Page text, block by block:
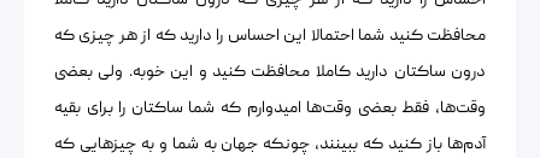
محافظت کنید شما احتمالا این احساس را دارید که از هر چیزی که
درون ساکتان دارید کاملا محافظت کنید و این خوبه. ولی بعضی
وقت‌ها، فقط بعضی وقت‌ها امیدوارم که شما ساکتان را برای بقیه
آدم‌ها باز کنید که ببینند، چونکه جهان به شما و به چیزهایی که